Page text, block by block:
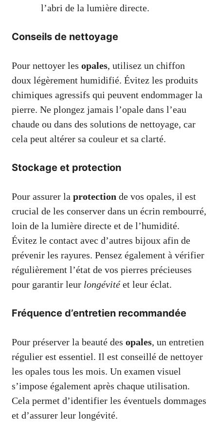
l’abri de la lumière directe.
Conseils de nettoyage
Pour nettoyer les opales, utilisez un chiffon
doux légèrement humidifié. Évitez les produits
chimiques agressifs qui peuvent endommager la
pierre. Ne plongez jamais l’opale dans l’eau
chaude ou dans des solutions de nettoyage, car
cela peut altérer sa couleur et sa clarté.
Stockage et protection
Pour assurer la protection de vos opales, il est
crucial de les conserver dans un écrin rembourré,
loin de la lumière directe et de l’humidité.
Évitez le contact avec d’autres bijoux afin de
prévenir les rayures. Pensez également à vérifier
régulièrement l’état de vos pierres précieuses
pour garantir leur longévitéet leur éclat.
Fréquence d’entretien recommandée
Pour préserver la beauté des opales, un entretien
régulier est essentiel. Il est conseillé de nettoyer
les opales tous les mois. Un examen visuel
s’impose également après chaque utilisation.
Cela permet d’identifier les éventuels dommages
et d’assurer leur longévité.